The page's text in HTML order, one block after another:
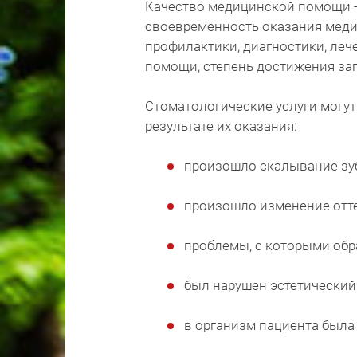
Качество медицинской помощи
своевременность оказания
профилактики, диагностики,
помощи, степень достижения
Стоматологические услуги
результате их оказания:
произошло скалывание
произошло изменение
проблемы, с которыми
был нарушен
в организм пациента